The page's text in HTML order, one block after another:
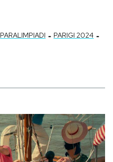
PARALIMPIADI - PARIGI 2024 -